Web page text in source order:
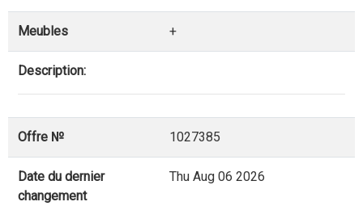
Meubles +
Description:
Offre № 1027385
Date du dernier
changement
Thu Aug 06 2026